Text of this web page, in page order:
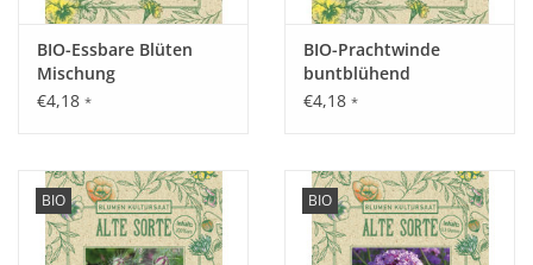
Pflanze sich in Gesellschaft ihresgleichen am wohlsten fühlt
und in Gruppen am besten zur Geltung kommt. Nur bei
längeren Trockenphasen gießen.
0,125 g
BIO-Essbare Blüten
Mischung
€4,18 *
BIO-Prachtwinde
buntblühend
€4,18 *
BIO BIO